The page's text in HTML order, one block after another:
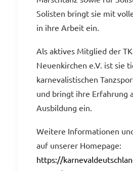
Solisten bringt sie mit
in ihre Arbeit ein.
Als aktives Mitglied der
Neuenkirchen e.V. ist sie
karnevalistischen
und bringt ihre Erfahrung
Ausbildung ein.
Weitere Informationen
auf unserer Homepage:
https://